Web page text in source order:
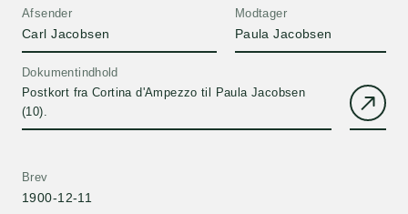
Afsender
Carl Jacobsen
Modtager
Paula Jacobsen
Dokumentindhold
Postkort fra Cortina d'Ampezzo til Paula Jacobsen
(10).
Brev
1900-12-11